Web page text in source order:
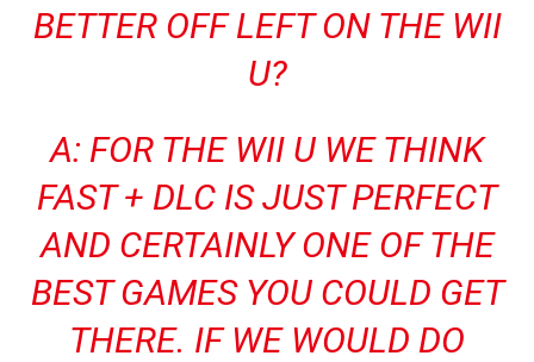
BETTER OFF LEFT ON THE WII
U?
A: FOR THE WII U WE THINK
FAST + DLC IS JUST PERFECT
AND CERTAINLY ONE OF THE
BEST GAMES YOU COULD GET
THERE. IF WE WOULD DO